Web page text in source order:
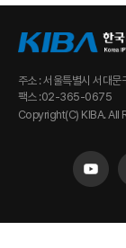
주소 : 서울특별시 서대
팩스 :02-365-0675
Copyright(C) KIBA. All